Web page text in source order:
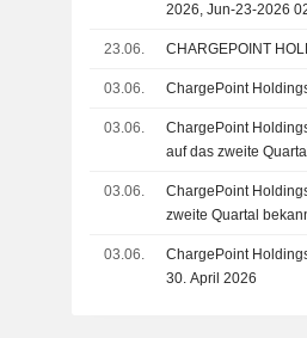
2026, Jun-23-2026
23.06.
03.06. ChargePoint
03.06.
ChargePoint
auf das zweite Quartal
03.06.
ChargePoint
zweite Quartal
03.06.
ChargePoint
30. April 2026